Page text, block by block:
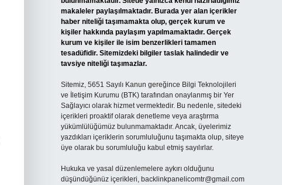
makaleler paylaşılmaktadır. Burada yer alan içerikler
haber niteliği taşımamakta olup, gerçek kurum ve
kişiler hakkında paylaşım yapılmamaktadır. Gerçek
kurum ve kişiler ile isim benzerlikleri tamamen
tesadüfidir. Sitemizdeki bilgiler taslak halindedir ve
tavsiye niteliği taşımazlar.
Sitemiz, 5651 Sayılı Kanun gereğince Bilgi Teknolojileri
ve İletişim Kurumu (BTK) tarafından onaylanmış bir Yer
Sağlayıcı olarak hizmet vermektedir. Bu nedenle, sitedeki
içerikleri proaktif olarak denetleme veya araştırma
yükümlülüğümüz bulunmamaktadır. Ancak, üyelerimiz
yazdıkları içeriklerin sorumluluğunu taşımakta olup, siteye
üye olarak bu sorumluluğu kabul etmiş sayılırlar.
Hukuka ve yasal düzenlemelere aykırı olduğunu
düşündüğünüz içerikleri, backlinkpanelicomtr@gmail.com